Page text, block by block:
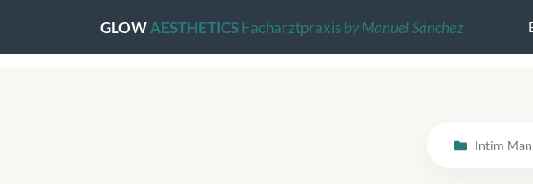
GLOWAESTHETICSFacharztpraxisby Manuel Sánchez
Intim